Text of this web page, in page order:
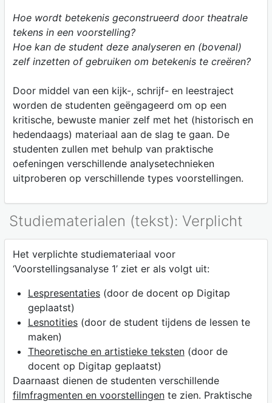
Hoe wordt betekenis geconstrueerd door theatrale
tekens in een voorstelling?
Hoe kan de student deze analyseren en (bovenal)
zelf inzetten of gebruiken om betekenis te creëren?
Door middel van een kijk-, schrijf- en leestraject
worden de studenten geëngageerd om op een
kritische, bewuste manier zelf met het (historisch en
hedendaags) materiaal aan de slag te gaan. De
studenten zullen met behulp van praktische
oefeningen verschillende analysetechnieken
uitproberen op verschillende types voorstellingen.
Studiematerialen (tekst): Verplicht
Het verplichte studiemateriaal voor
‘Voorstellingsanalyse 1’ ziet er als volgt uit:
Lespresentaties(door de docent op Digitap
geplaatst)
Lesnotities(door de student tijdens de lessen te
maken)
Theoretische en artistieke teksten(door de
docent op Digitap geplaatst)
Daarnaast dienen de studenten verschillende
filmfragmenten en voorstellingente zien. Praktische